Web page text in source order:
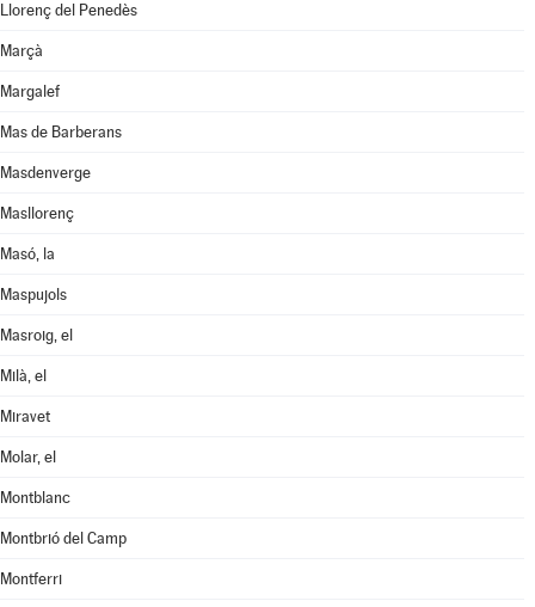
Llorenç del Penedès
Marçà
Margalef
Mas de Barberans
Masdenverge
Masllorenç
Masó, la
Maspujols
Masroig, el
Milà, el
Miravet
Molar, el
Montblanc
Montbrió del Camp
Montferri